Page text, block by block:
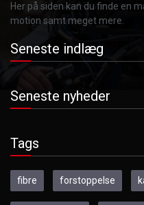
Her på siden kan du finde en
motion samt meget mere.
Seneste indlæg
Seneste nyheder
Tags
fibre forstoppelse